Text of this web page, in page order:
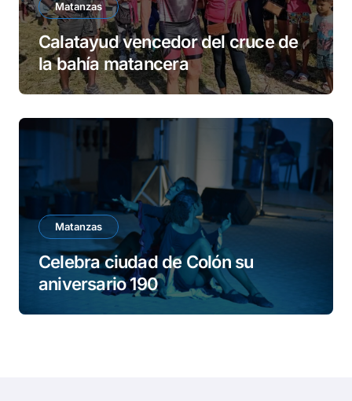
Matanzas
Calatayud vencedor del cruce de
la bahía matancera
Matanzas
Celebra ciudad de Colón su
aniversario 190